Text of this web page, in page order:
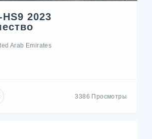
2023
Arab Emirates
3386 Просмотры